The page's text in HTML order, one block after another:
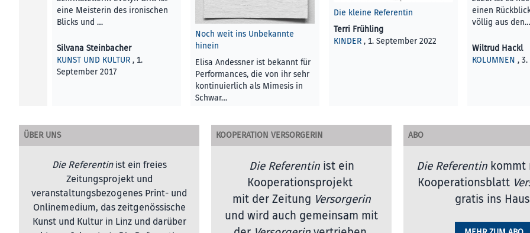
eine Meisterin des ironischen
Blicks und …
Silvana Steinbacher
KUNST UND KULTUR , 1.
September 2017
Noch weit ins Unbekannte
hinein
Elisa Andessner ist bekannt für
Performances, die von ihr sehr
kontinuierlich als Mimesis in
Schwar…
Pamela Neuwirth
KUNST UND KULTUR , 1.
Dezember 2017
Die kleine Referentin
Terri Frühling
KINDER , 1. September 2022
einen
völlig aus den…
Wiltrud Hackl
KOLUMNEN ,
ÜBER UNS
Die Referentinist ein freies
Zeitungsprojekt und
veranstaltungsbezogenes Print- und
Onlinemedium, das zeitgenössische
Kunst und Kultur in Linz und darüber
KOOPERATION VERSORGERIN
Die Referentinist ein
Kooperationsprojekt
mit der Zeitung Versorgerin
und wird auch gemeinsam mit
ABO
Die Referentin kommt
Kooperationsblatt
gratis ins